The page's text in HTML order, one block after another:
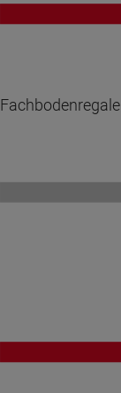
Fachbodenregale